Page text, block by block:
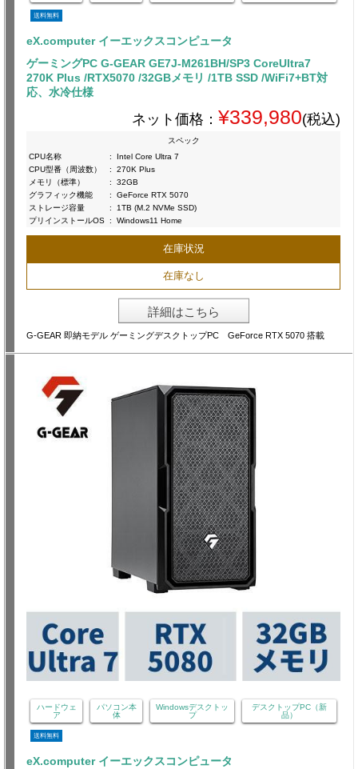
送料無料
eX.computer イーエックスコンピュータ
ゲーミングPC G-GEAR GE7J-M261BH/SP3 CoreUltra7
270K Plus /RTX5070 /32GBメモリ /1TB SSD /WiFi7+BT対
応、水冷仕様
ネット価格： ¥339,980(税込)
スペック
CPU名称
:
Intel Core Ultra 7
CPU型番（周波数）
:
270K Plus
メモリ（標準）
:
32GB
グラフィック機能
:
GeForce RTX 5070
ストレージ容量
:
1TB (M.2 NVMe SSD)
プリインストールOS : Windows11 Home
在庫状況
在庫なし
詳細はこちら
G-GEAR 即納モデル ゲーミングデスクトップPC GeForce RTX 5070 搭載
ハードウェ
ア
パソコン本
体
Windowsデスクトッ
プ
デスクトップPC（新
品）
送料無料
eX.computer イーエックスコンピュータ